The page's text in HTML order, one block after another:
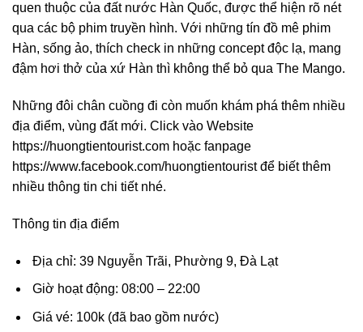
quen thuộc của đất nước Hàn Quốc, được thể hiện rõ nét
qua các bộ phim truyền hình. Với những tín đồ mê phim
Hàn, sống ảo, thích check in những concept độc lạ, mang
đậm hơi thở của xứ Hàn thì không thể bỏ qua The Mango.
Những đôi chân cuồng đi còn muốn khám phá thêm nhiều
địa điểm, vùng đất mới. Click vào Website
https://huongtientourist.com hoặc fanpage
https://www.facebook.com/huongtientouristđể biết thêm
nhiều thông tin chi tiết nhé.
Thông tin địa điểm
Địa chỉ: 39 Nguyễn Trãi, Phường 9, Đà Lạt
Giờ hoạt động: 08:00 – 22:00
Giá vé: 100k (đã bao gồm nước)